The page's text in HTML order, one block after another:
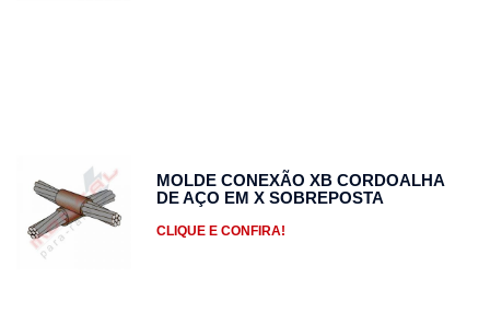
MOLDE CONEXÃO XB CORDOALHA
DE AÇO EM X SOBREPOSTA
CLIQUE E CONFIRA!